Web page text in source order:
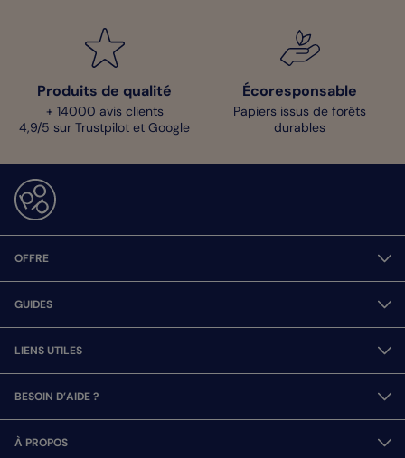
Produits de qualité
+ 14000 avis clients
4,9/5 sur Trustpilot et Google
Écoresponsable
Papiers issus de forêts
durables
OFFRE
GUIDES
LIENS UTILES
BESOIN D’AIDE ?
À PROPOS